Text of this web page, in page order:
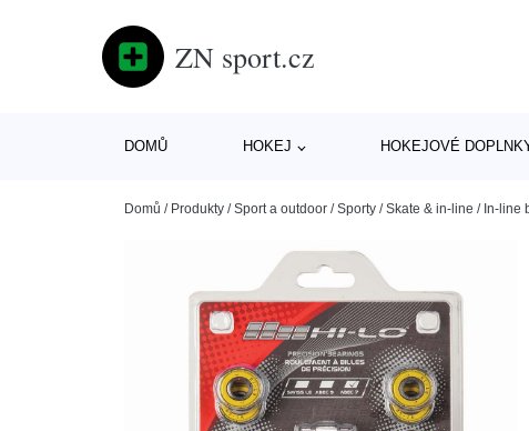
ZN sport.cz
DOMŮ HOKEJ HOKEJOVÉ
Domů / Produkty /Sport a outdoor /Sporty /Skate & in-line / In-line